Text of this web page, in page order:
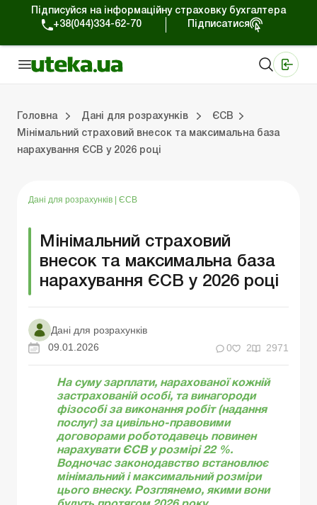
Підписуйся на інформаційну страховку бухгалтера
+38(044)334-62-70
Підписатися
Головна Дані для розрахунків
ЄСВ
Мінімальний страховий внесок та максимальна база
нарахування ЄСВ у 2026 році
Дані для розрахунків ЄСВ
Мінімальний страховий
внесок та максимальна база
нарахування ЄСВ у 2026 році
Дані для розрахунків
09.01.2026
0 2 2971
На суму зарплати, нарахованої кожній
застрахованій особі, та винагороди
фізособі за виконання робіт (надання
послуг) за цивільно-правовими
договорами роботодавець повинен
нарахувати ЄСВ у розмірі 22 %.
Водночас законодавство встановлює
мінімальний і максимальний розміри
цього внеску. Розглянемо, якими вони